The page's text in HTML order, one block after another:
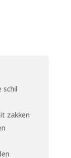
schil
zakken